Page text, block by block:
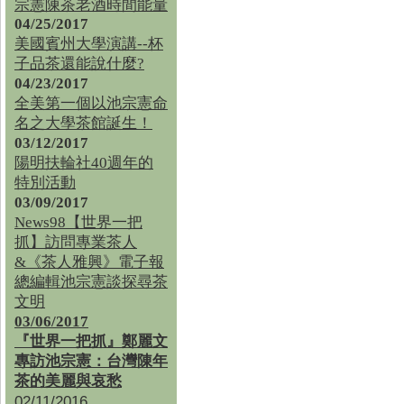
宗憲陳茶老酒時間能量
04/25/2017
美國賓州大學演講--杯
子品茶還能說什麼?
04/23/2017
全美第一個以池宗憲命
名之大學茶館誕生！
03/12/2017
陽明扶輪社40週年的
特別活動
03/09/2017
News98【世界一把
抓】訪問專業茶人
&《茶人雅興》電子報
總編輯池宗憲談探尋茶
文明
03/06/2017
『世界一把抓』鄭麗文
專訪池宗憲：台灣陳年
茶的美麗與哀愁